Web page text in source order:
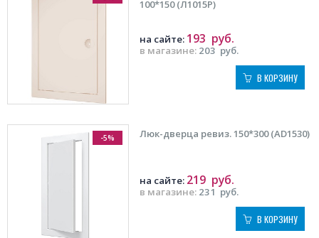
100*150 (Л1015Р)
в магазине: 203 руб.
на сайте: 193 руб.
В КОРЗИНУ
-5% Люк-дверца ревиз. 150*300 (AD1530)
в магазине: 231 руб.
на сайте: 219 руб.
В КОРЗИНУ